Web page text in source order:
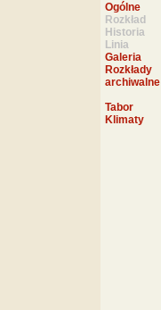
Ogólne
Rozkład
Historia
Linia
Galeria
Rozkłady
archiwalne
Tabor
Klimaty